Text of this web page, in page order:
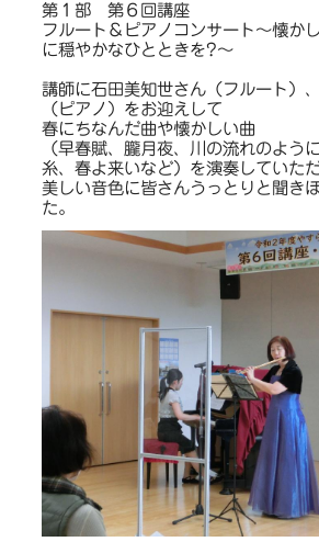
第１部 第６回講座
フルート＆ピアノコンサート〜懐か
に穏やかなひとときを?〜
講師に石田美知世さん（フルート）
（ピアノ）をお迎えして
春にちなんだ曲や懐かしい曲
（早春賦、朧月夜、川の流れのよう
糸、春よ来いなど）を演奏していただ
美しい音色に皆さんうっとりと聞き
た。